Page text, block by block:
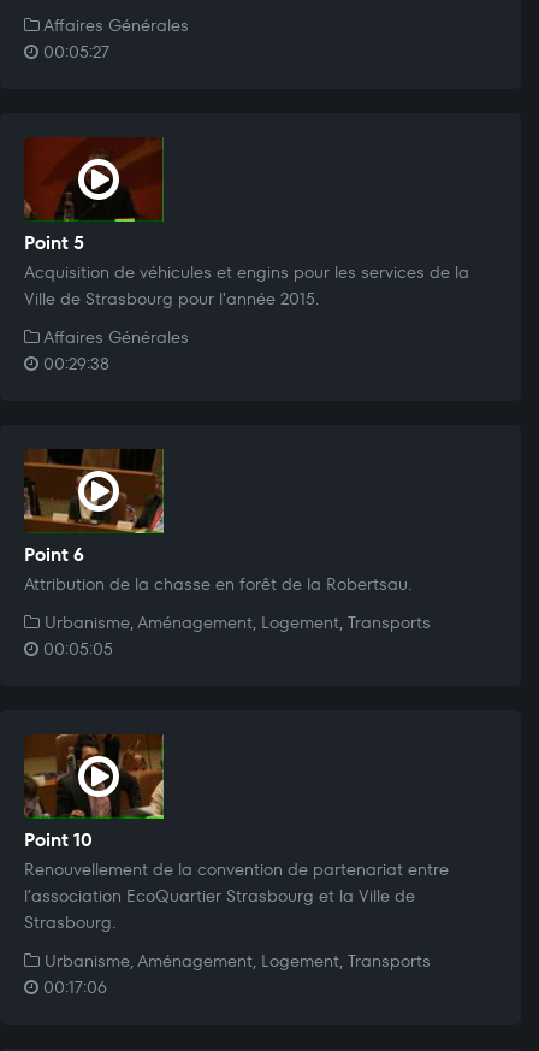
Affaires Générales
00:05:27
Point 5
Acquisition de véhicules et engins pour les services de la
Ville de Strasbourg pour l'année 2015.
Affaires Générales
00:29:38
Point 6
Attribution de la chasse en forêt de la Robertsau.
Urbanisme, Aménagement, Logement, Transports
00:05:05
Point 10
Renouvellement de la convention de partenariat entre
l’association EcoQuartier Strasbourg et la Ville de
Strasbourg.
Urbanisme, Aménagement, Logement, Transports
00:17:06